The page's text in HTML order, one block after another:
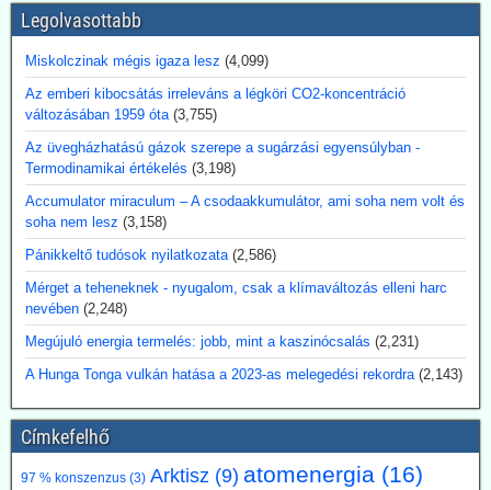
egy reaktormagból és szilícium-karbidból készült nyomástartó
tartályból áll, de egyelőre még nem termel áramot. Ezért továbbra is
döntő fontosságúak az engedélyezés, az üzemanyag-ellátás, a
biztonsági tanúsítványok és a megbízható, folyamatos
üzemeltetés.
Kommentárunk: Véleményünk szerint az utalás a 3D-nyomtatóra
egy figyelemfölkeltő reklámfogás - egy reaktor igényesebb annál,
hogy a 3D-nyomtatóra bízzuk megépítését.
2026.07.17. Blackout News: Argentína
magánbefektetői finanszírozással kíván
atomerőművet létesíteni
Argentína az Atucha-i atomerőmű-telepen egy új, körülbelül 300
megawatt teljesítményű atomreaktort kíván építeni. A projektet
teljes egészében magánforrásokból finanszírozzák, és a beruházás
összege várhatóan eléri az 1,2 milliárd amerikai dollárt. Luis Caputo
gazdasági miniszter július elején mutatta be a terveket a projekt
fejlesztőjével, a Meitner Energy vállalattal közösen. A vállalat az
ACR-300 nevű argentin reaktortervet kívánja elsőként kereskedelmi
célokra megvalósítani.
Kommentárunk: Ezek szerint Argentínáról nemcsak pénzügy
válságok említése során hallhatunk, hanem nukleáris technológiánál
Legolvasottabb
Miskolczinak mégis igaza lesz (4,099)
Az emberi kibocsátás irreleváns a légköri CO2-koncentráció
változásában 1959 óta (3,755)
Az üvegházhatású gázok szerepe a sugárzási egyensúlyban -
Termodinamikai értékelés (3,198)
Accumulator miraculum – A csodaakkumulátor, ami soha nem volt és
soha nem lesz (3,158)
Pánikkeltő tudósok nyilatkozata (2,586)
Mérget a teheneknek - nyugalom, csak a klímaváltozás elleni harc
nevében (2,248)
Megújuló energia termelés: jobb, mint a kaszinócsalás (2,231)
A Hunga Tonga vulkán hatása a 2023-as melegedési rekordra (2,143)
Címkefelhő
97 % konszenzus (3) Arktisz (9) atomenergia (16)